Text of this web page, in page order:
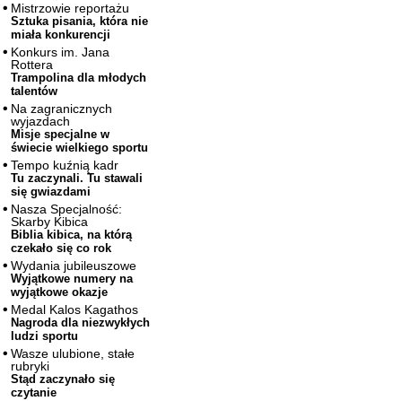
Mistrzowie reportażu
Sztuka pisania, która nie
miała konkurencji
Konkurs im. Jana
Rottera
Trampolina dla młodych
talentów
Na zagranicznych
wyjazdach
Misje specjalne w
świecie wielkiego sportu
Tempo kuźnią kadr
Tu zaczynali. Tu stawali
się gwiazdami
Nasza Specjalność:
Skarby Kibica
Biblia kibica, na którą
czekało się co rok
Wydania jubileuszowe
Wyjątkowe numery na
wyjątkowe okazje
Medal Kalos Kagathos
Nagroda dla niezwykłych
ludzi sportu
Wasze ulubione, stałe
rubryki
Stąd zaczynało się
czytanie